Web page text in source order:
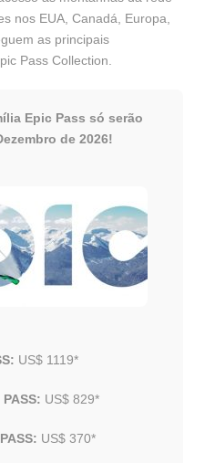
nos EUA, Canadá, Europa,
as principais
Pass Collection.
Epic Pass só serão
de 2026!
US$ 1119*
US$ 829*
US$ 370*